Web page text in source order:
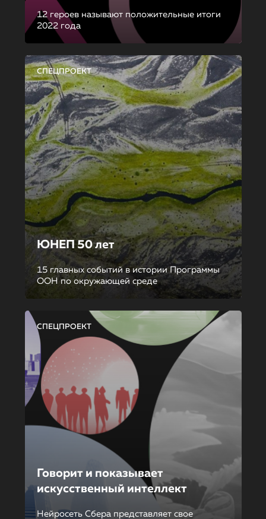
12 героев называют положительные итоги
2022 года
СПЕЦПРОЕКТ
ЮНЕП 50 лет
15 главных событий в истории Программы
ООН по окружающей среде
СПЕЦПРОЕКТ
Говорит и показывает
искусственный интеллект
Нейросеть Сбера представляет свое